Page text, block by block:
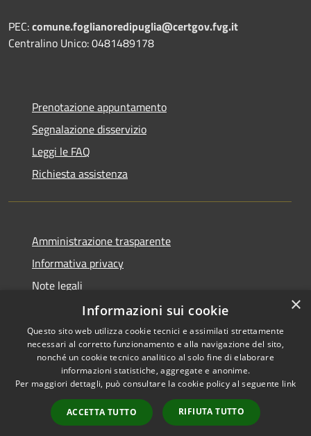
PEC:comune.foglianoredipuglia@certgov.fvg.it
Centralino Unico: 0481489178
Prenotazione appuntamento
Segnalazione disservizio
Leggi le FAQ
Richiesta assistenza
Amministrazione trasparente
Informativa privacy
Note legali
Dichiarazione di accessibilità
RSS
Copyright © 2026 • Comune di
byMunicipium
Accesso
redazione
×
Informazioni sui cookie
Questo sito web utilizza cookie tecnici e assimilati strettamente
necessari al corretto funzionamento e alla navigazione del sito,
nonché un cookie tecnico analitico al solo fine di elaborare
informazioni statistiche, aggregate e anonime.
Per maggiori dettagli, può consultare la cookie policy al seguente link
ACCETTA TUTTO RIFIUTA TUTTO